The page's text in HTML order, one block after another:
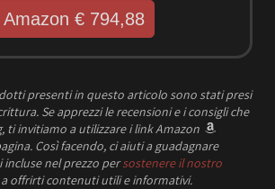
Amazon € 794,88
presenti in questo articolo sono stati presi
Se apprezzi le recensioni e i consigli che
ti invitiamo a utilizzare i link Amazon
Così facendo, ci aiuti a guadagnare
incluse nel prezzo persostenere il nostro
offrirti contenuti utili e informativi.